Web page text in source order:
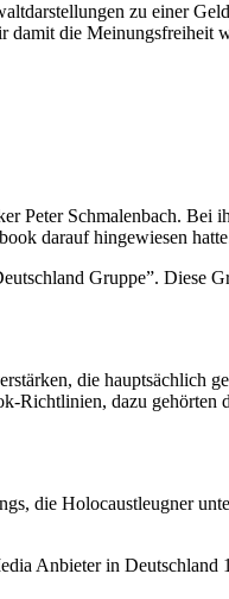
zu einer
die Meinungsfreiheit
Schmalenbach. Bei
darauf hingewiesen
Gruppe”. Diese
die hauptsächlich
Richtlinien, dazu
die Holocaustleugner
Anbieter in